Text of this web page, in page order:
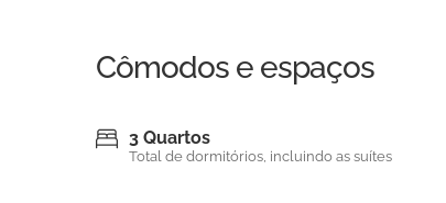
Cômodos e espaços
3 Quartos
Total de dormitórios, incluindo as suítes